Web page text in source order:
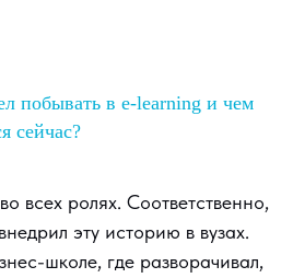
побывать в e-learning и чем
сейчас?
всех ролях. Соответственно,
эту историю в вузах.
школе, где разворачивал,